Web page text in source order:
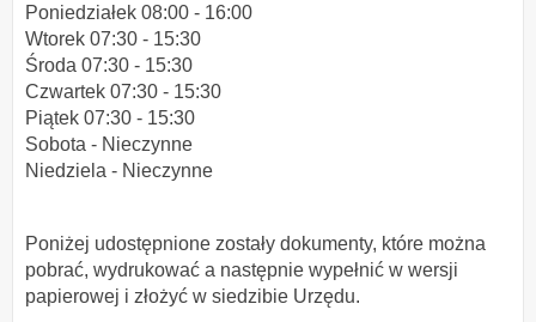
Poniedziałek 08:00 - 16:00
Wtorek 07:30 - 15:30
Środa 07:30 - 15:30
Czwartek 07:30 - 15:30
Piątek 07:30 - 15:30
Sobota - Nieczynne
Niedziela - Nieczynne
Poniżej udostępnione zostały dokumenty, które można
pobrać, wydrukować a następnie wypełnić w wersji
papierowej i złożyć w siedzibie Urzędu.